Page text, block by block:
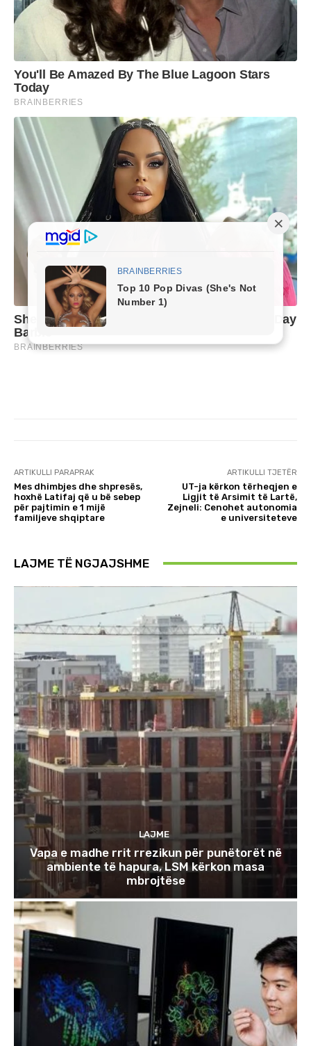
ARTIKULLI PARAPRAK
Mes dhimbjes dhe shpresës,
hoxhë Latifaj që u bë sebep
për pajtimin e 1 mijë
familjeve shqiptare
ARTIKULLI TJETËR
UT-ja kërkon tërheqjen e
Ligjit të Arsimit të Lartë,
Zejneli: Cenohet autonomia
e universiteteve
LAJME TË NGJAJSHME
LAJME
Vapa e madhe rrit rrezikun për punëtorët në
ambiente të hapura, LSM kërkon masa
mbrojtëse